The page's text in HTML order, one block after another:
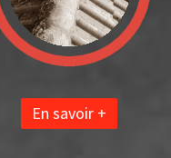
En savoir +